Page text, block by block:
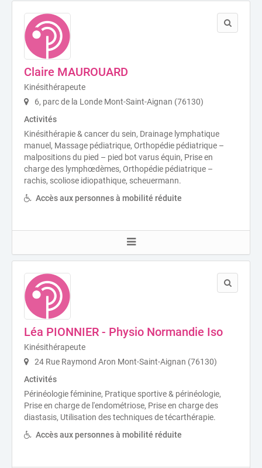
Claire MAUROUARD
Kinésithérapeute
6, parc de la Londe Mont-Saint-Aignan (76130)
Activités
Kinésithérapie & cancer du sein, Drainage lymphatique
manuel, Massage pédiatrique, Orthopédie pédiatrique –
malpositions du pied – pied bot varus équin, Prise en
charge des lymphœdèmes, Orthopédie pédiatrique –
rachis, scoliose idiopathique, scheuermann.
Accès aux personnes à mobilité réduite
Léa PIONNIER - Physio Normandie Iso
Kinésithérapeute
24 Rue Raymond Aron Mont-Saint-Aignan (76130)
Activités
Périnéologie féminine, Pratique sportive & périnéologie,
Prise en charge de l'endométriose, Prise en charge des
diastasis, Utilisation des techniques de técarthérapie.
Accès aux personnes à mobilité réduite